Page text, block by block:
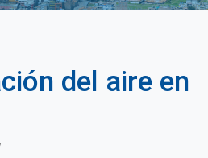
del aire en